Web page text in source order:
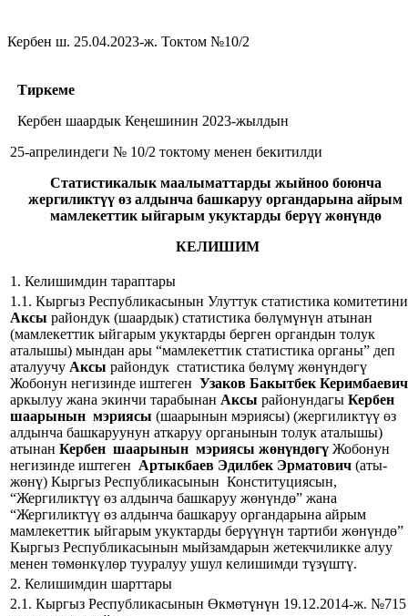
Кербен ш. 25.04.2023-ж. Токтом №10/2
Тиркеме
Кербен шаардык Кеӊешинин 2023-жылдын
25-апрелиндеги № 10/2 токтому менен бекитилди
Статистикалык маалыматтарды жыйноо боюнча
жергиликтүү өз алдынча башкаруу органдарына айрым
мамлекеттик ыйгарым укуктарды берүү жөнүндө
КЕЛИШИМ
1. Келишимдин тараптары
1.1. Кыргыз Республикасынын Улуттук статистика
Аксы райондук (шаардык) статистика бөлүмүнүн атынан
(мамлекеттик ыйгарым укуктарды берген органдын толук
аталышы) мындан ары “мамлекеттик статистика органы” деп
аталуучу Аксы райондук статистика бөлүмү жөнүндөгү
Жобонун негизинде иштеген Узаков Бакытбек Керимбаевич
аркылуу жана экинчи тарабынан Аксы районундагы Кербен
шаарынын мэриясы (шаарынын мэриясы) (жергиликтүү өз
алдынча башкаруунун аткаруу органынын толук аталышы)
атынан Кербен шаарынын мэриясы жөнүндөгү Жобонун
негизинде иштеген Артыкбаев Эдилбек Эрматович (аты-
жөнү) Кыргыз Республикасынын Конституциясын,
“Жергиликтүү өз алдынча башкаруу жөнүндө” жана
“Жергиликтүү өз алдынча башкаруу органдарына айрым
мамлекеттик ыйгарым укуктарды берүүнүн тартиби жөнүндө”
Кыргыз Республикасынын мыйзамдарын жетекчиликке алуу
менен төмөнкүлөр тууралуу ушул келишимди түзүштү.
2. Келишимдин шарттары
2.1. Кыргыз Республикасынын Өкмөтүнүн 19.12.2014-ж. №715